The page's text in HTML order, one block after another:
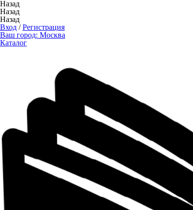
Назад
Назад
Назад
Вход /Регистрация
Ваш город: Москва
Каталог